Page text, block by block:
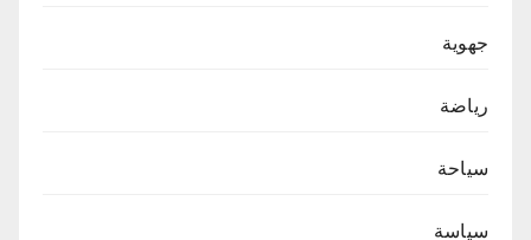
جهوية
رياضة
سياحة
سياسة